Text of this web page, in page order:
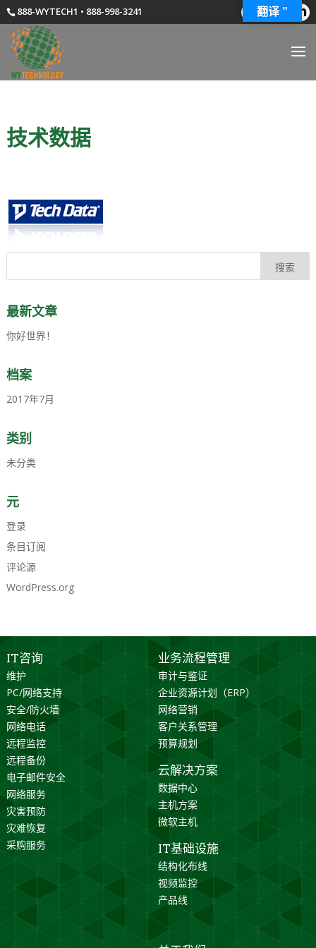
888-WYTECH1 • 888-998-3241
技术数据
最新文章
你好世界！
档案
2017年7月
类别
未分类
元
登录
条目订阅
评论源
WordPress.org
IT咨询
维护
PC/网络支持
安全/防火墙
网络电话
远程监控
远程备份
电子邮件安全
网络服务
灾害预防
灾难恢复
采购服务
业务流程管理
审计与鉴证
企业资源计划（ERP）
网络营销
客户关系管理
预算规划
云解决方案
数据中心
主机方案
微软主机
IT基础设施
结构化布线
视频监控
产品线
翻译 ”